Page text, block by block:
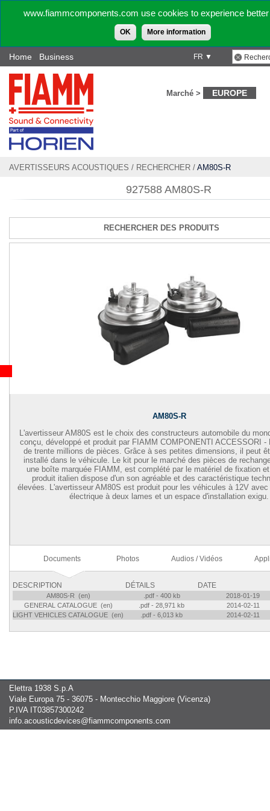
www.fiammcomponents.com use cookies to experience
OK More information
FR ▼
Home Business
Marché > EUROPE
AVERTISSEURS ACOUSTIQUES / RECHERCHER / AM80S-R
927588 AM80S-R
RECHERCHER DES PRODUITS
AM80S-R
L'avertisseur AM80S est le choix des constructeurs automobile du
conçu, développé et produit par FIAMM COMPONENTI ACCESSORI -
de trente millions de pièces. Grâce à ses petites dimensions, il peut
installé dans le véhicule. Le kit pour le marché des pièces de
une boîte marquée FIAMM, est complété par le matériel de fixation
produit italien dispose d'un son agréable et des caractéristique
élevées. L'avertisseur AM80S est produit pour les véhicules à 12V avec
électrique à deux lames et un espace d'installation exigu.
Documents Photos Audios / Vidéos
DESCRIPTION DÉTAILS DATE
AM80S-R (en) .pdf - 400 kb
2018-01-19
GENERAL CATALOGUE (en)
.pdf - 28,971 kb
2014-02-11
LIGHT VEHICLES CATALOGUE (en)
.pdf - 6,013 kb 2014-02-11
Elettra 1938 S.p.A
Viale Europa 75 - 36075 - Montecchio Maggiore (Vicenza)
P.IVA IT03857300242
info.acousticdevices@fiammcomponents.com